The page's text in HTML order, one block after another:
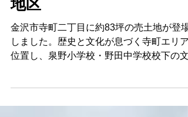
校・野田中学校校下の文教
地区
金沢市寺町二丁目に約83坪の売土地が登場
しました。歴史と文化が息づく寺町エリア
地区ならではの落ち着いた住環境が魅力で
す。周辺にはスーパーや医療機関など生活